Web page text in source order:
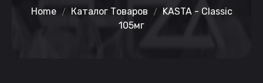
Home Каталог Товаров
KASTA - Classic
105мг